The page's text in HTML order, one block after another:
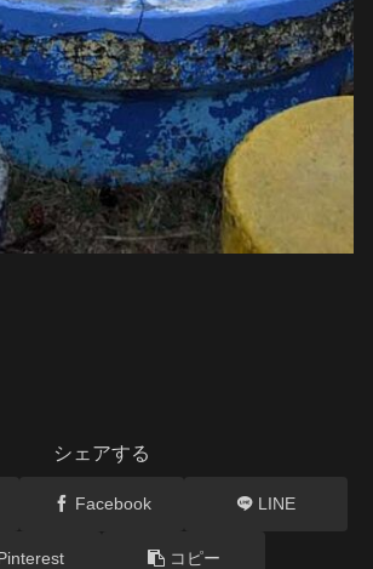
シェアする
Facebook LINE
コピー